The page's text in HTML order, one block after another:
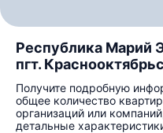
Республика Марий
пгт.
Получите подробную
общее количество
организаций или
детальные